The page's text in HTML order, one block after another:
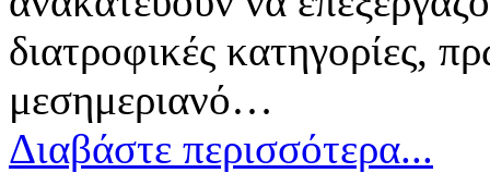
διατροφικές κατηγορίες,
μεσημεριανό…
Διαβάστε περισσότερα...